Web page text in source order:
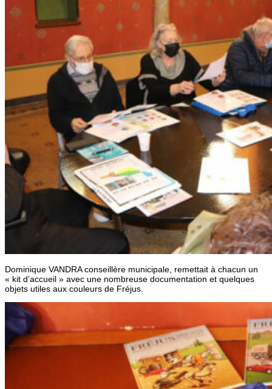
Dominique VANDRA conseillère municipale, remettait à chacun un
« kit d’accueil » avec une nombreuse documentation et quelques
objets utiles aux couleurs de Fréjus.